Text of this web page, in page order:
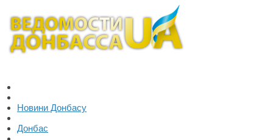
Новини Донбасу
Донбас